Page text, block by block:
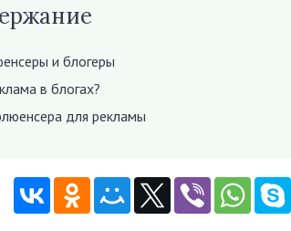
и блогеры
в блогах?
для рекламы